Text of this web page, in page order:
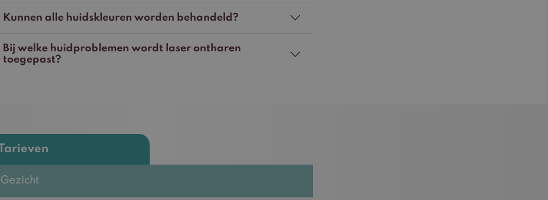
Kunnen alle huidskleuren worden behandeld?
Bij welke huidproblemen wordt laser ontharen
toegepast?
Tarieven
Gezicht